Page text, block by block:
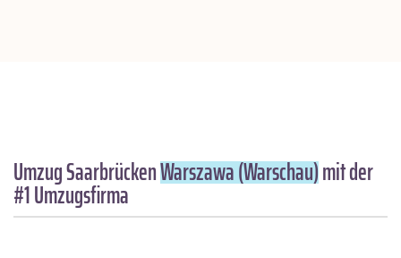
Umzug SaarbrückenWarszawa (Warschau)mit der
#1 Umzugsfirma